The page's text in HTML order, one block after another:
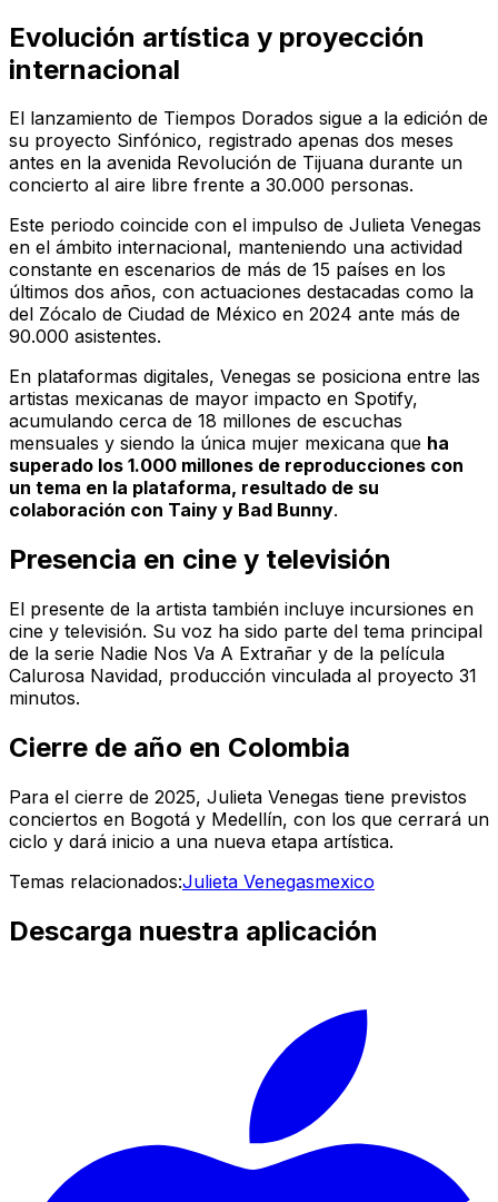
Evolución artística y proyección
internacional
El lanzamiento de Tiempos Dorados sigue a la edición de
su proyecto Sinfónico, registrado apenas dos meses
antes en la avenida Revolución de Tijuana durante un
concierto al aire libre frente a 30.000 personas.
Este periodo coincide con el impulso de Julieta Venegas
en el ámbito internacional, manteniendo una actividad
constante en escenarios de más de 15 países en los
últimos dos años, con actuaciones destacadas como la
del Zócalo de Ciudad de México en 2024 ante más de
90.000 asistentes.
En plataformas digitales, Venegas se posiciona entre las
artistas mexicanas de mayor impacto en Spotify,
acumulando cerca de 18 millones de escuchas
mensuales y siendo la única mujer mexicana que ha
superado los 1.000 millones de reproducciones con
un tema en la plataforma, resultado de su
colaboración con Tainy y Bad Bunny.
Presencia en cine y televisión
El presente de la artista también incluye incursiones en
cine y televisión. Su voz ha sido parte del tema principal
de la serie Nadie Nos Va A Extrañar y de la película
Calurosa Navidad, producción vinculada al proyecto 31
minutos.
Cierre de año en Colombia
Para el cierre de 2025, Julieta Venegas tiene previstos
conciertos en Bogotá y Medellín, con los que cerrará un
ciclo y dará inicio a una nueva etapa artística.
Temas relacionados:Julieta Venegasmexico
Descarga nuestra aplicación